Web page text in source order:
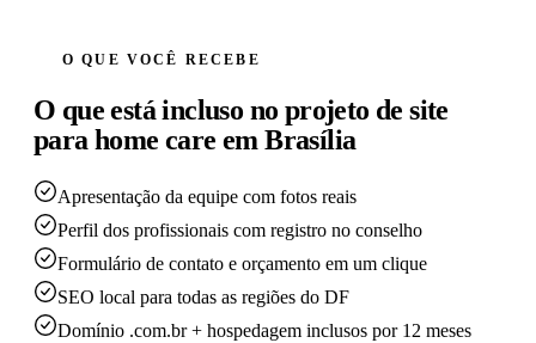
O QUE VOCÊ RECEBE
O que está incluso no projeto de site
para home care em Brasília
Apresentação da equipe com fotos reais
Perfil dos profissionais com registro no conselho
Formulário de contato e orçamento em um clique
SEO local para todas as regiões do DF
Domínio .com.br + hospedagem inclusos por 12 meses